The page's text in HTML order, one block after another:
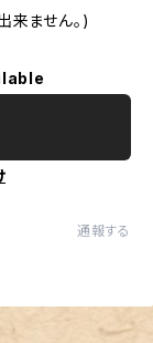
来ません。)
通報する